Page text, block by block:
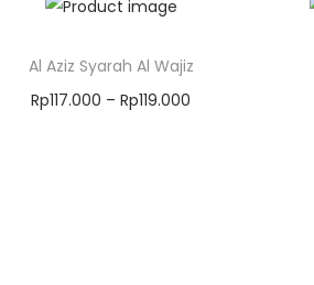
Al Aziz Syarah Al Wajiz
Rp117.000 – Rp119.000